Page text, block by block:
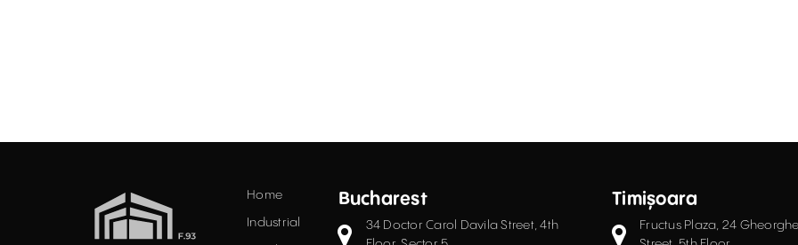
Home
Industrial
Bucharest
34 Doctor Carol Davila Street, 4th
Timișoara
Fructus Plaza, 24
Acest site folosește "cookies". Navigând în continuare, vă exprimați acordul asupra folosirii acestora. Vezi